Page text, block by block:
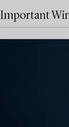
Important